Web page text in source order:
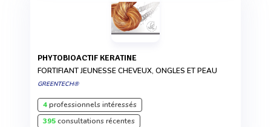
PHYTOBIOACTIF KERATINE
FORTIFIANT JEUNESSE CHEVEUX, ONGLES ET PEAU
GREENTECH®
4professionnels intéressés
395consultations récentes